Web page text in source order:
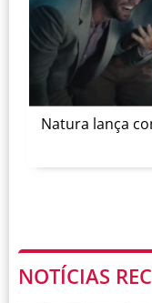
Natura lança
NOTÍCIAS